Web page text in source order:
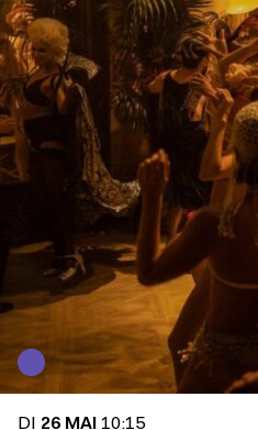
DI 26 MAI 10:15